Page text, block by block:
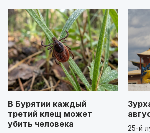
В Бурятии каждый
третий клещ может
убить человека
25-й